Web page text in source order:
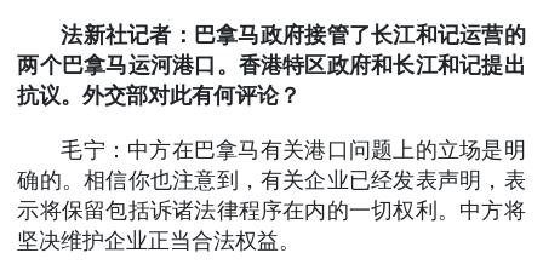
法新社记者：巴拿马政府接管了长江和记运营的
两个巴拿马运河港口。香港特区政府和长江和记提出
抗议。外交部对此有何评论？
毛宁：中方在巴拿马有关港口问题上的立场是明
确的。相信你也注意到，有关企业已经发表声明，表
示将保留包括诉诸法律程序在内的一切权利。中方将
坚决维护企业正当合法权益。